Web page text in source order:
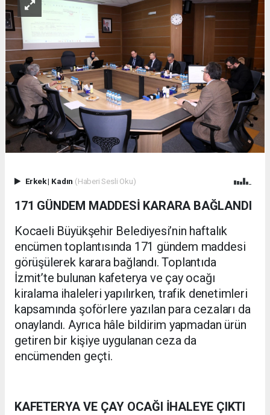
Erkek| Kadın (Haberi Sesli Oku)
171 GÜNDEM MADDESİ KARARA BAĞLANDI
Kocaeli Büyükşehir Belediyesi’nin haftalık
encümen toplantısında 171 gündem maddesi
görüşülerek karara bağlandı. Toplantıda
İzmit’te bulunan kafeterya ve çay ocağı
kiralama ihaleleri yapılırken, trafik denetimleri
kapsamında şoförlere yazılan para cezaları da
onaylandı. Ayrıca hâle bildirim yapmadan ürün
getiren bir kişiye uygulanan ceza da
encümenden geçti.
KAFETERYA VE ÇAY OCAĞI İHALEYE ÇIKTI